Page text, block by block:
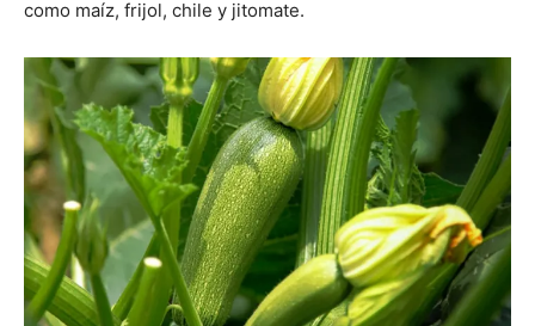
como maíz, frijol, chile y jitomate.